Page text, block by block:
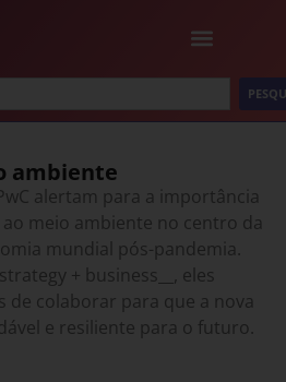
ambiente
alertam para a importância
meio ambiente no centro da
mundial pós-pandemia.
+ business__, eles
de colaborar para que a nova
e resiliente para o futuro.